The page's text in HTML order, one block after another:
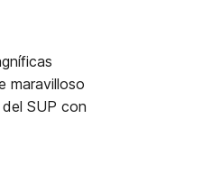
maravilloso
SUP con